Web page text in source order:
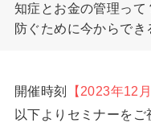
知症とお金の管理って
防ぐために今からでき
開催時刻 【2023年12
以下よりセミナーをご